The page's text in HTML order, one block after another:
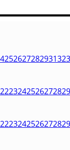
25262728293132
2223242526272829
2223242526272829